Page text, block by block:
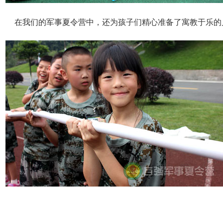
在我们的军事夏令营中，还为孩子们精心准备了寓教于乐